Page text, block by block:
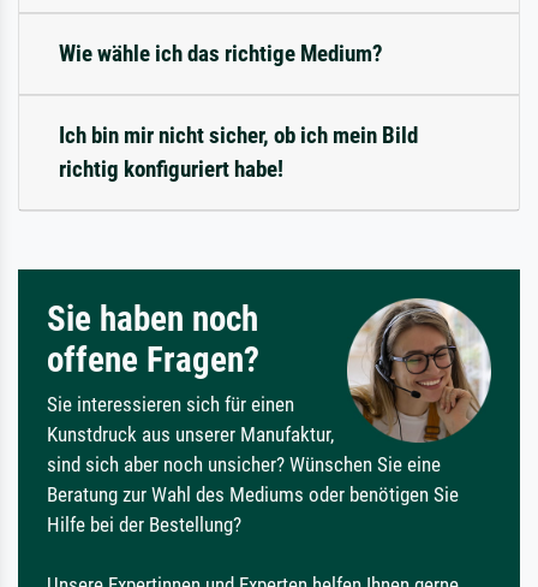
Wie wähle ich das richtige Medium?
Ich bin mir nicht sicher, ob ich mein Bild
richtig konfiguriert habe!
Sie haben noch
offene Fragen?
Sie interessieren sich für einen
Kunstdruck aus unserer Manufaktur,
sind sich aber noch unsicher? Wünschen Sie eine
Beratung zur Wahl des Mediums oder benötigen Sie
Hilfe bei der Bestellung?